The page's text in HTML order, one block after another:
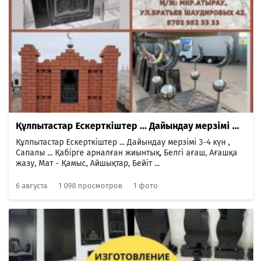
Құлпытастар Ескерткіштер ... Дайындау мерзімі ...
Құлпытастар Ескерткіштер ... Дайындау мерзімі 3-4 күн ,
Сапалы ... Қабірге арналған жиынтық, Белгі ағаш, Ағашқа
жазу, Мат - Қамыс, Айшықтар, Бейіт ...
6 августа 1 098 просмотров 1 фото